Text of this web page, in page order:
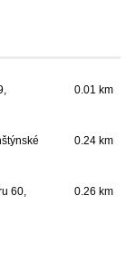
0.01 km
0.24 km
60,
0.26 km